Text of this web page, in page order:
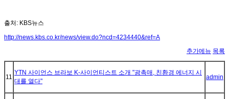
출처: KBS뉴스
http://news.kbs.co.kr/news/view.do?ncd=4234440&ref=A
추가메뉴 목록
11
YTN 사이언스 브라보 K-사이언티스트 소개 "광촉매, 친환경 에너지 시
대를 열다"
admin